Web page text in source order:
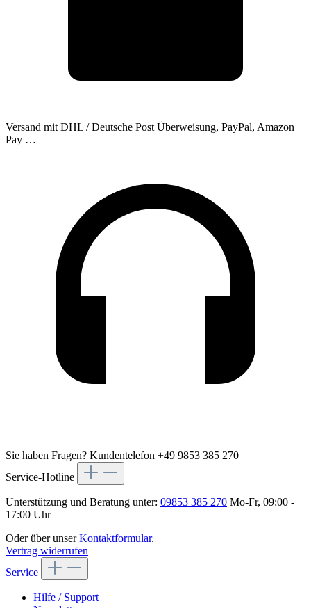
Versand mit DHL / Deutsche Post Überweisung, PayPal, Amazon
Pay …
Sie haben Fragen? Kundentelefon +49 9853 385 270
Service-Hotline
Unterstützung und Beratung unter: 09853 385 270 Mo-Fr, 09:00 -
17:00 Uhr
Oder über unserKontaktformular.
Vertrag widerrufen
Service
Hilfe / Support